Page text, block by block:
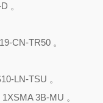
。
CN-TR50 。
LN-TSU 。
3B-MU 。